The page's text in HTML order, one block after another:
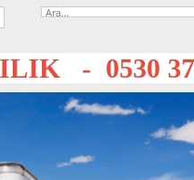
- 0530